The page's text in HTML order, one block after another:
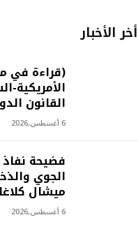
أخر الأخبار
(قراءة في
القانون
6 أغسطس,2026
فضيحة نفاذ
الجوي
ميشال
6 أغسطس,2026